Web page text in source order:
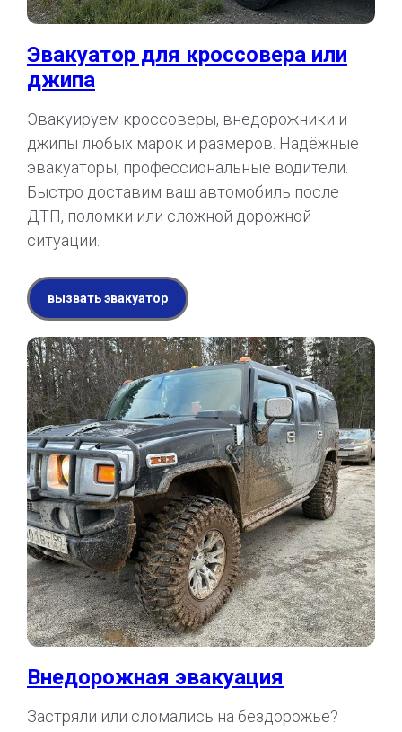
Эвакуатор для кроссовера или
джипа
Эвакуируем кроссоверы, внедорожники и
джипы любых марок и размеров. Надёжные
эвакуаторы, профессиональные водители.
Быстро доставим ваш автомобиль после
ДТП, поломки или сложной дорожной
ситуации.
вызвать эвакуатор
Внедорожная эвакуация
Застряли или сломались на бездорожье?